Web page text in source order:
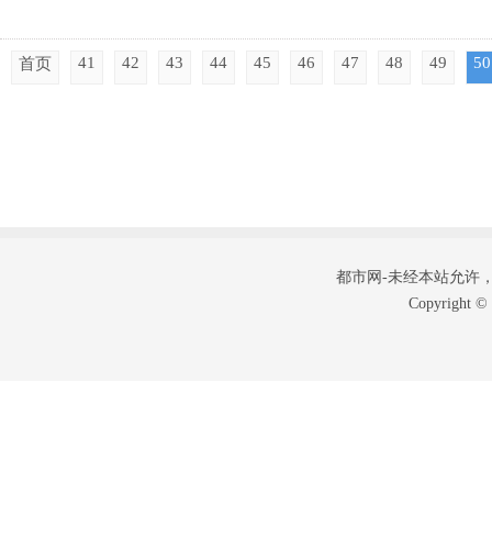
首页 41 42 43 44 45 46 47 48 49 50
都市网-未经本站允许
Copyright ©